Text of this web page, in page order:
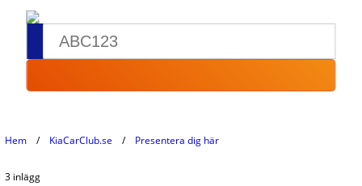
Hem KiaCarClub.se Presentera dig här
3 inlägg